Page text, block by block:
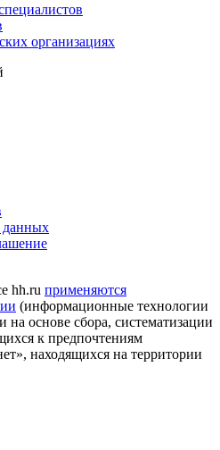
организациях
данных
hh.ru применяются
(информационные технологии
основе сбора, систематизации
к предпочтениям
находящихся на территории